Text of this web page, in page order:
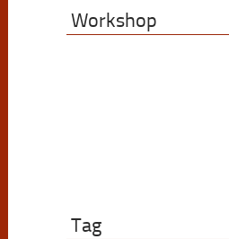
Workshop
Tag